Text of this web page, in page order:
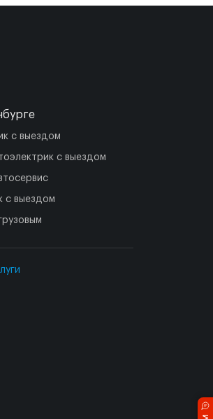
с выездом
с выездом
с выездом